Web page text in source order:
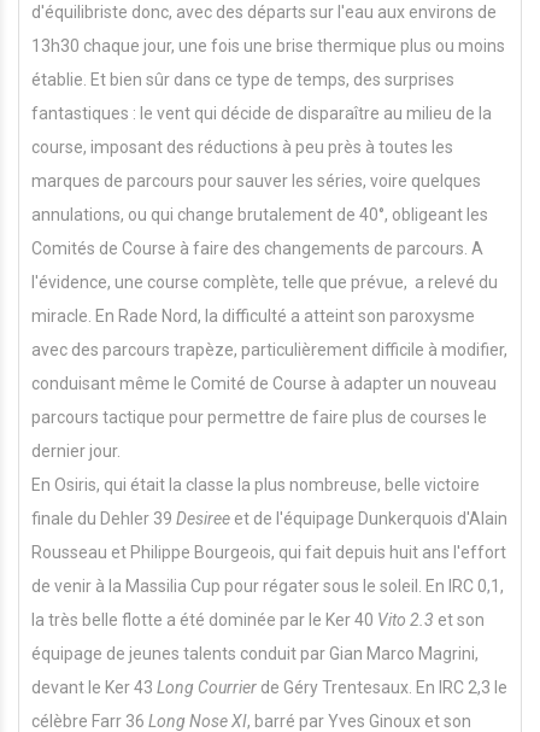
d'équilibriste donc, avec des départs sur l'eau aux environs de
13h30 chaque jour, une fois une brise thermique plus ou moins
établie. Et bien sûr dans ce type de temps, des surprises
fantastiques : le vent qui décide de disparaître au milieu de la
course, imposant des réductions à peu près à toutes les
marques de parcours pour sauver les séries, voire quelques
annulations, ou qui change brutalement de 40°, obligeant les
Comités de Course à faire des changements de parcours. A
l'évidence, une course complète, telle que prévue, a relevé du
miracle. En Rade Nord, la difficulté a atteint son paroxysme
avec des parcours trapèze, particulièrement difficile à modifier,
conduisant même le Comité de Course à adapter un nouveau
parcours tactique pour permettre de faire plus de courses le
dernier jour.
En Osiris, qui était la classe la plus nombreuse, belle victoire
finale du Dehler 39 Desiree et de l'équipage Dunkerquois d'Alain
Rousseau et Philippe Bourgeois, qui fait depuis huit ans l'effort
de venir à la Massilia Cup pour régater sous le soleil. En IRC 0,1,
la très belle flotte a été dominée par le Ker 40 Vito 2.3 et son
équipage de jeunes talents conduit par Gian Marco Magrini,
devant le Ker 43 Long Courrier de Géry Trentesaux. En IRC 2,3 le
célèbre Farr 36 Long Nose XI, barré par Yves Ginoux et son